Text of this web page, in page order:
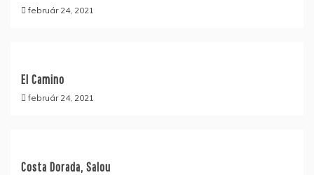
február 24, 2021
El Camino
február 24, 2021
Costa Dorada, Salou